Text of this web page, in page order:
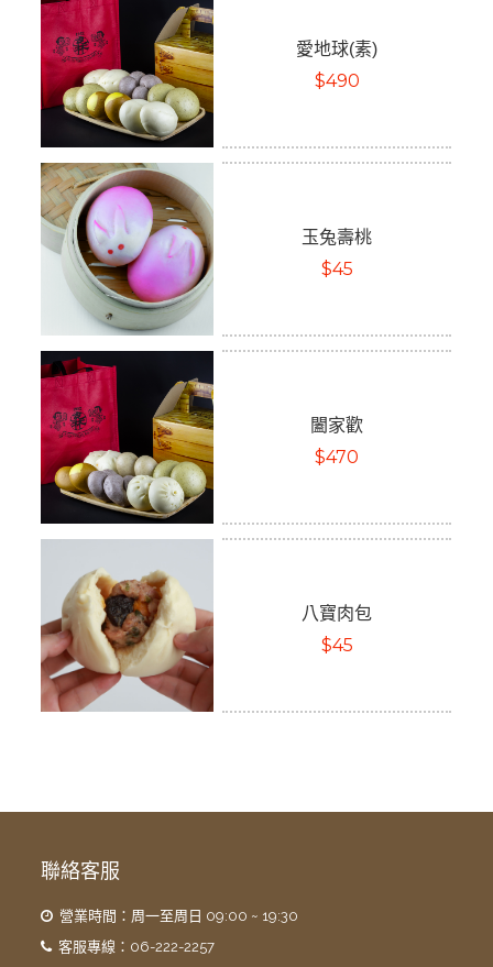
愛地球(素)
$490
玉兔壽桃
$45
闔家歡
$470
八寶肉包
$45
聯絡客服
營業時間：周一至周日 09:00 ~ 19:30
客服專線：06-222-2257